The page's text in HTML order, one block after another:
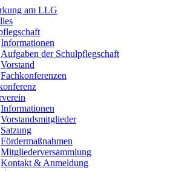
am LLG
Informationen
Aufgaben der Schulpflegschaft
Vorstand
Fachkonferenzen
Informationen
Vorstandsmitglieder
Satzung
Fördermaßnahmen
Mitgliederversammlung
Kontakt & Anmeldung